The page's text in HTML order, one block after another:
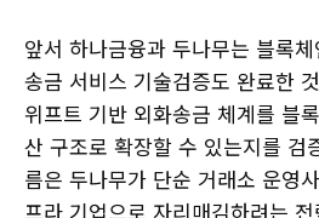
앞서 하나금융과 두나무는 블록
송금 서비스 기술검증도 완료한
위프트 기반 외화송금 체계를 블
산 구조로 확장할 수 있는지를 검
름은 두나무가 단순 거래소 운영
프라 기업으로 자리매김하려는